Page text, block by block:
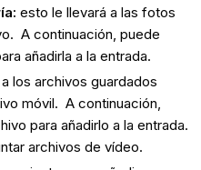
esto le llevará a las fotos
A continuación, puede
añadirla a la entrada.
los archivos guardados
móvil. A continuación,
para añadirlo a la entrada.
archivos de vídeo.